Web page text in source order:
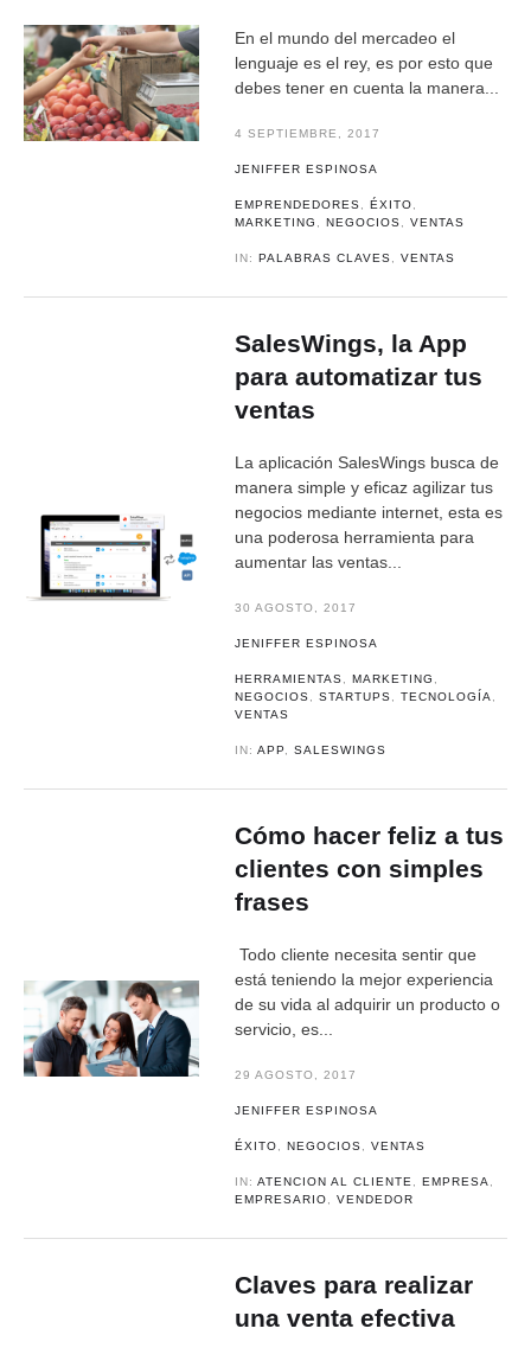
En el mundo del mercadeo el
lenguaje es el rey, es por esto que
debes tener en cuenta la manera...
4 SEPTIEMBRE, 2017
JENIFFER ESPINOSA
EMPRENDEDORES ,ÉXITO
MARKETING
,NEGOCIOS ,VENTAS
IN:PALABRAS CLAVES ,VENTAS
SalesWings, la App
para automatizar tus
ventas
La aplicación SalesWings busca de
manera simple y eficaz agilizar tus
negocios mediante internet, esta es
una poderosa herramienta para
aumentar las ventas...
30 AGOSTO, 2017
JENIFFER ESPINOSA
HERRAMIENTAS ,MARKETING
NEGOCIOS
,STARTUPS ,TECNOLOGÍA
VENTAS
IN:APP ,SALESWINGS
Cómo hacer feliz a tus
clientes con simples
frases
Todo cliente necesita sentir que
está teniendo la mejor experiencia
de su vida al adquirir un producto o
servicio, es...
29 AGOSTO, 2017
JENIFFER ESPINOSA
ÉXITO ,NEGOCIOS ,VENTAS
IN:ATENCION AL CLIENTE ,EMPRESA
EMPRESARIO
,VENDEDOR
Claves para realizar
una venta efectiva